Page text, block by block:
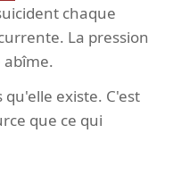
chaque
La pression
abîme.
qu'elle existe. C'est
que ce qui